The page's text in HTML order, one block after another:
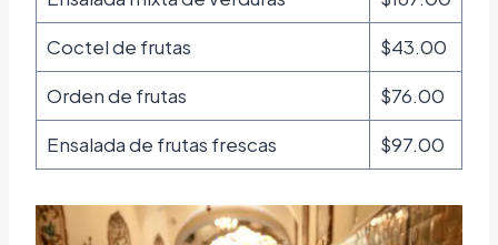
Coctel de frutas
$43.00
Orden de frutas
$76.00
Ensalada de frutas frescas
$97.00